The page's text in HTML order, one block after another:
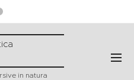
in natura